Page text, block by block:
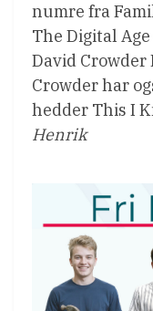
numre fra
The Digital
David Crowder
Crowder har
hedder This I
Henrik